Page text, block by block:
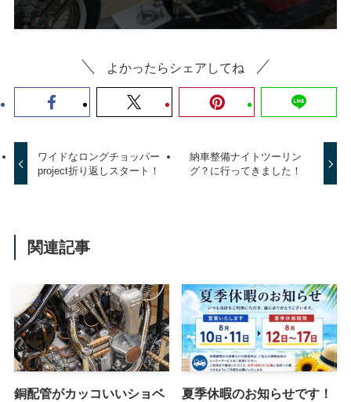
よかったらシェアしてね
ワイドなロングチョッパー
project折り返しスタート！
納車整備ナイトツーリン
グ？に行ってきました！
関連記事
銅配管がカッコいいショベ
夏季休暇のお知らせです！